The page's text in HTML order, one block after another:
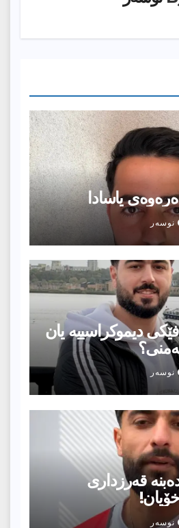
یاسادا
نوسەر
دیموکراسییە یان
نوسەر
قەرزداری
نوسەر